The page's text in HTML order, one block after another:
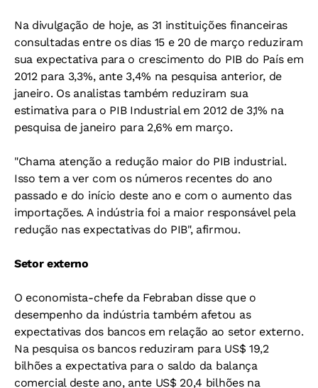
Na divulgação de hoje, as 31 instituições financeiras
consultadas entre os dias 15 e 20 de março reduziram
sua expectativa para o crescimento do PIB do País em
2012 para 3,3%, ante 3,4% na pesquisa anterior, de
janeiro. Os analistas também reduziram sua
estimativa para o PIB Industrial em 2012 de 3,1% na
pesquisa de janeiro para 2,6% em março.
"Chama atenção a redução maior do PIB industrial.
Isso tem a ver com os números recentes do ano
passado e do início deste ano e com o aumento das
importações. A indústria foi a maior responsável pela
redução nas expectativas do PIB", afirmou.
Setor externo
O economista-chefe da Febraban disse que o
desempenho da indústria também afetou as
expectativas dos bancos em relação ao setor externo.
Na pesquisa os bancos reduziram para US$ 19,2
bilhões a expectativa para o saldo da balança
comercial deste ano, ante US$ 20,4 bilhões na